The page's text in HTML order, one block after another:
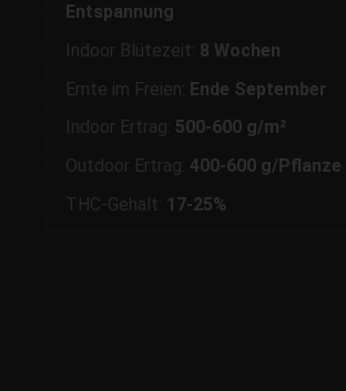
Entspannung
Indoor Blütezeit: 8 Wochen
Ernte im Freien: Ende September
Indoor Ertrag: 500-600 g/m²
Outdoor Ertrag: 400-600 g/Pflanze
THC-Gehalt: 17-25%